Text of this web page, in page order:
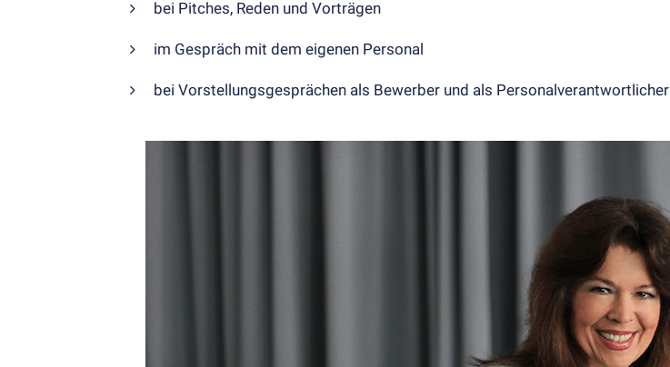
bei Pitches, Reden und Vorträgen
im Gespräch mit dem eigenen Personal
bei Vorstellungsgesprächen als Bewerber und als Personalverantwortlicher